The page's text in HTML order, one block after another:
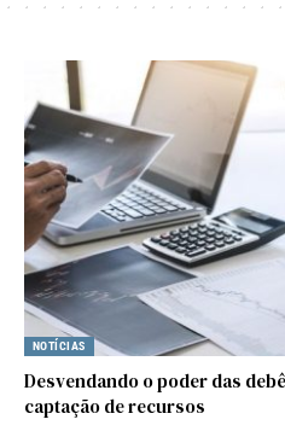
NOTÍCIAS
Desvendando o poder das
captação de recursos